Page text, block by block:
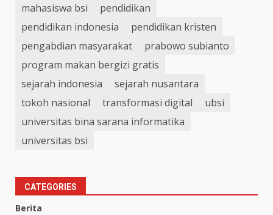
mahasiswa bsi
pendidikan
pendidikan indonesia
pendidikan kristen
pengabdian masyarakat
prabowo subianto
program makan bergizi gratis
sejarah indonesia
sejarah nusantara
tokoh nasional
transformasi digital
ubsi
universitas bina sarana informatika
universitas bsi
CATEGORIES
Berita